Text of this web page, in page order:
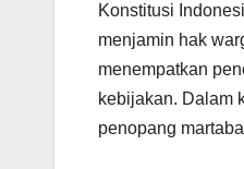
Konstitusi
menjamin hak
menempatkan
kebijakan. Dalam
penopang